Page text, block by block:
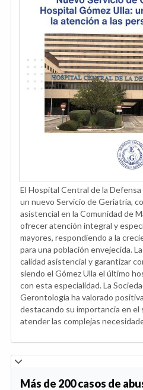
El Hospital Central de la
un nuevo Servicio de Geriatría,
asistencial en la Comunidad de
ofrecer atención integral y
mayores, respondiendo a la
para una población envejecida.
calidad asistencial y garantizar
siendo el Gómez Ulla el último
con esta especialidad. La
Gerontología ha valorado
destacando su importancia en el
atender las complejas
Más de 200 casos de